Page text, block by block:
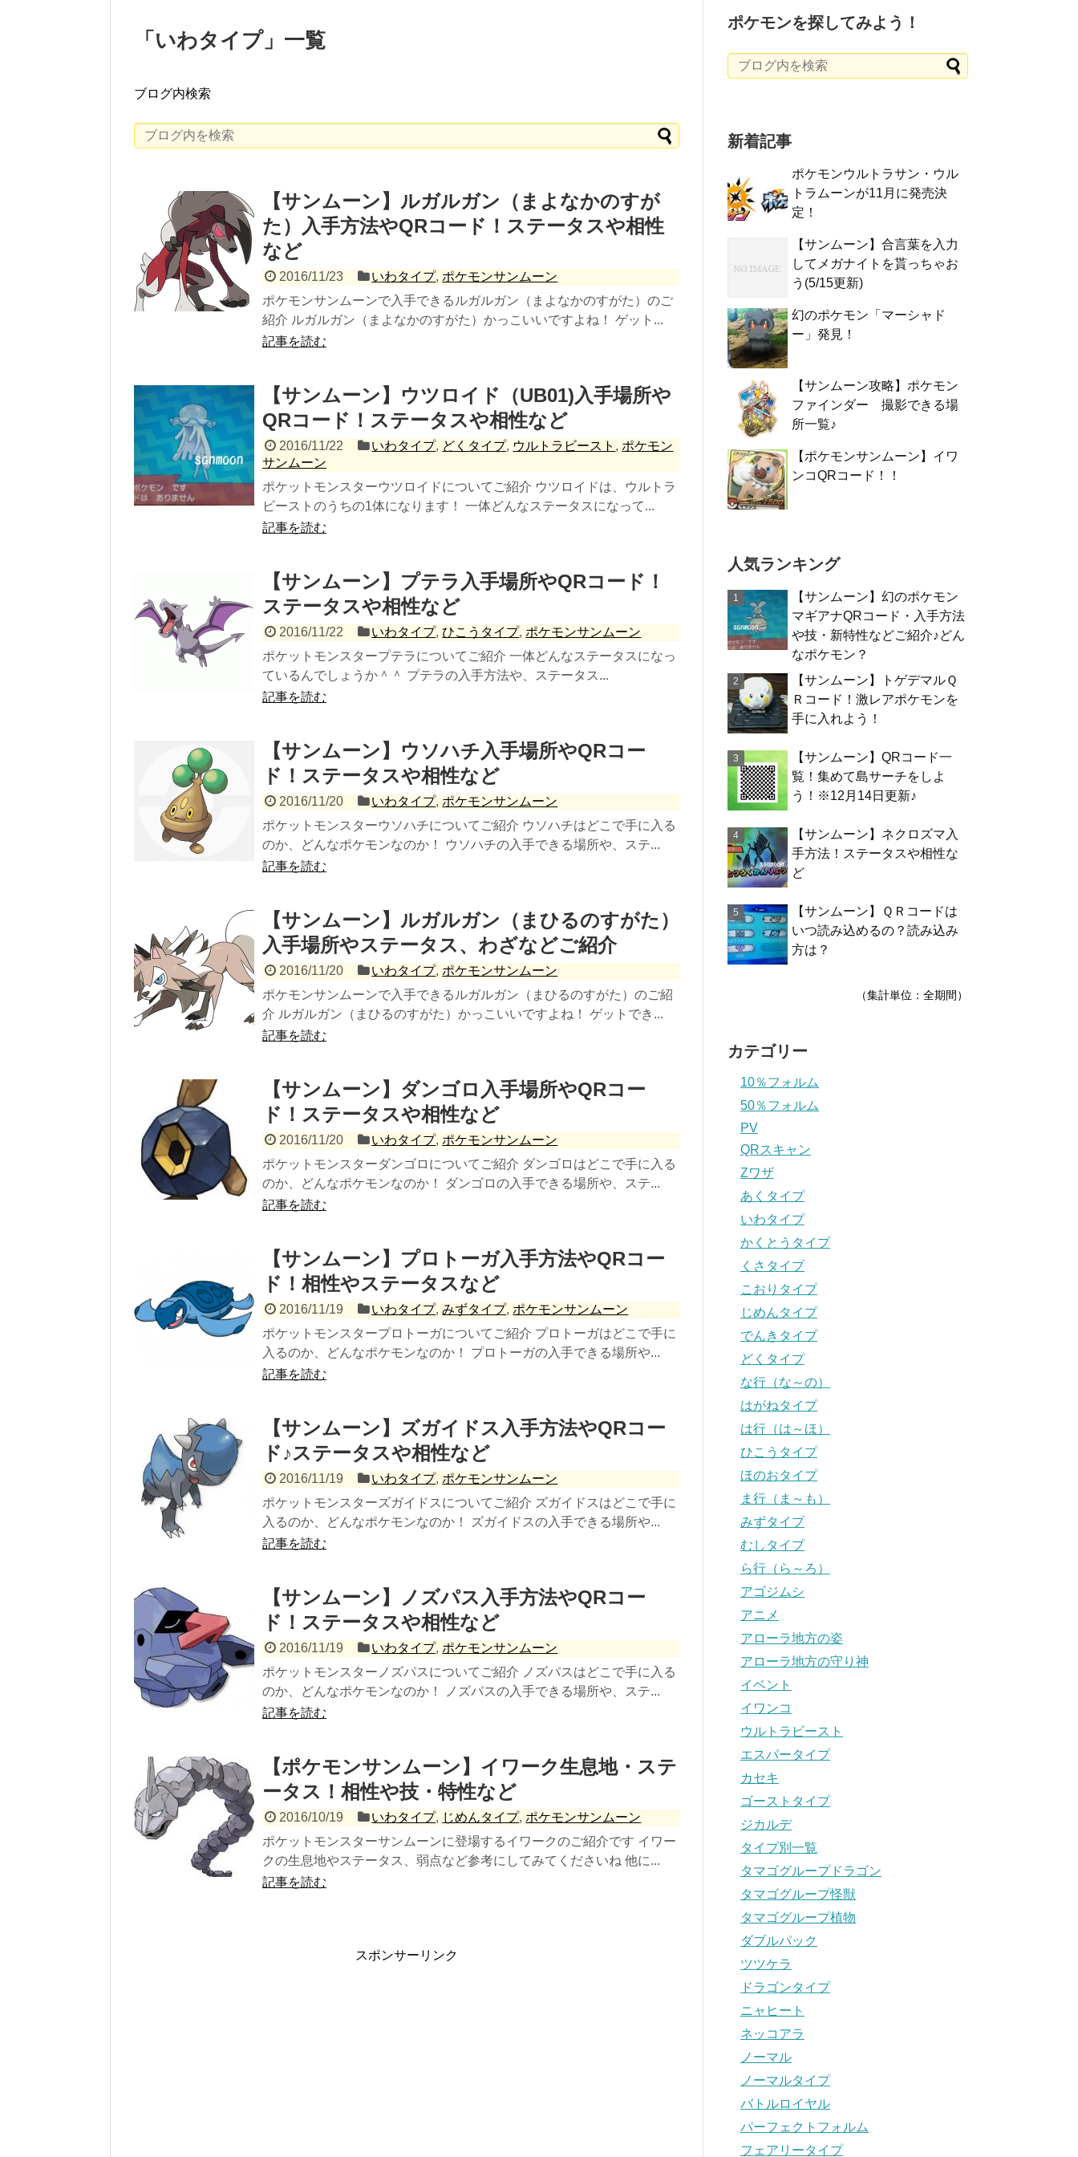
「 いわタイプ」 一覧
ブログ内検索
【サンムーン】ルガルガン（まよなかのすが
た）入手方法やQRコード！ステータスや相性
など
2016/11/23 いわタイプ, ポケモンサンムーン
ポケモンサンムーンで入手できるルガルガン（まよなかのすがた）のご
紹介 ルガルガン（まよなかのすがた）かっこいいですよね！ ゲット...
記事を読む
【サンムーン】ウツロイド（UB01)入手場所や
QRコード！ステータスや相性など
2016/11/22 いわタイプ, どくタイプ, ウルトラビースト , ポケモン
サンムーン
ポケットモンスターウツロイドについてご紹介 ウツロイドは、ウルトラ
ビーストのうちの1体になります！ 一体どんなステータスになって...
記事を読む
【サンムーン】プテラ入手場所やQRコード！
ステータスや相性など
2016/11/22 いわタイプ,ひこうタイプ, ポケモンサンムーン
ポケットモンスタープテラについてご紹介 一体どんなステータスになっ
ているんでしょうか＾＾ プテラの入手方法や、ステータス...
記事を読む
【サンムーン】ウソハチ入手場所やQRコー
ド！ステータスや相性など
2016/11/20 いわタイプ, ポケモンサンムーン
ポケットモンスターウソハチについてご紹介 ウソハチはどこで手に入る
のか、どんなポケモンなのか！ ウソハチの入手できる場所や、ステ...
記事を読む
【サンムーン】ルガルガン（まひるのすがた）
入手場所やステータス、わざなどご紹介
2016/11/20 いわタイプ, ポケモンサンムーン
ポケモンサンムーンで入手できるルガルガン（まひるのすがた）のご紹
介 ルガルガン（まひるのすがた）かっこいいですよね！ ゲットでき...
記事を読む
【サンムーン】ダンゴロ入手場所やQRコー
ド！ステータスや相性など
2016/11/20 いわタイプ, ポケモンサンムーン
ポケットモンスターダンゴロについてご紹介 ダンゴロはどこで手に入る
のか、どんなポケモンなのか！ ダンゴロの入手できる場所や、ステ...
記事を読む
【サンムーン】プロトーガ入手方法やQRコー
ド！相性やステータスなど
2016/11/19 いわタイプ,みずタイプ, ポケモンサンムーン
ポケットモンスタープロトーガについてご紹介 プロトーガはどこで手に
入るのか、どんなポケモンなのか！ プロトーガの入手できる場所や...
記事を読む
【サンムーン】ズガイドス入手方法やQRコー
ド♪ステータスや相性など
2016/11/19 いわタイプ, ポケモンサンムーン
ポケットモンスターズガイドスについてご紹介 ズガイドスはどこで手に
入るのか、どんなポケモンなのか！ ズガイドスの入手できる場所や...
記事を読む
【サンムーン】ノズパス入手方法やQRコー
ド！ステータスや相性など
2016/11/19 いわタイプ, ポケモンサンムーン
ポケットモンスターノズパスについてご紹介 ノズパスはどこで手に入る
のか、どんなポケモンなのか！ ノズパスの入手できる場所や、ステ...
記事を読む
【ポケモンサンムーン】イワーク生息地・ステ
ータス！相性や技・特性など
2016/10/19 いわタイプ, じめんタイプ, ポケモンサンムーン
ポケットモンスターサンムーンに登場するイワークのご紹介です イワー
クの生息地やステータス、弱点など参考にしてみてくださいね 他に...
記事を読む
スポンサーリンク
ポケモンを探してみよう！
新着記事
ポケモンウルトラサン・ウル
トラムーンが11月に発売決
定！
【サンムーン】合言葉を入力
してメガナイトを貰っちゃお
う(5/15更新)
幻のポケモン「マーシャド
ー」発見！
【サンムーン攻略】ポケモン
ファインダー 撮影できる場
所一覧♪
【ポケモンサンムーン】イワ
ンコQRコード！！
人気ランキング
【サンムーン】幻のポケモン
マギアナQRコード・入手方法
や技・新特性などご紹介♪どん
なポケモン？
【サンムーン】トゲデマルＱ
Ｒコード！激レアポケモンを
手に入れよう！
【サンムーン】QRコード一
覧！集めて島サーチをしよ
う！※12月14日更新♪
【サンムーン】ネクロズマ入
手方法！ステータスや相性な
ど
【サンムーン】ＱＲコードは
いつ読み込めるの？読み込み
方は？
（集計単位：全期間）
カテゴリー
10％フォルム
50％フォルム
PV
QRスキャン
Zワザ
あくタイプ
いわタイプ
かくとうタイプ
くさタイプ
こおりタイプ
じめんタイプ
でんきタイプ
どくタイプ
な行（な～の）
はがねタイプ
は行（は～ほ）
ひこうタイプ
ほのおタイプ
ま行（ま～も）
みずタイプ
むしタイプ
ら行（ら～ろ）
アゴジムシ
アニメ
アローラ地方の姿
アローラ地方の守り神
イベント
イワンコ
ウルトラビースト
エスパータイプ
カセキ
ゴーストタイプ
ジカルデ
タイプ別一覧
タマゴグループドラゴン
タマゴグループ怪獣
タマゴグループ植物
ダブルパック
ツツケラ
ドラゴンタイプ
ニャヒート
ネッコアラ
ノーマル
ノーマルタイプ
バトルロイヤル
パーフェクトフォルム
フェアリータイプ